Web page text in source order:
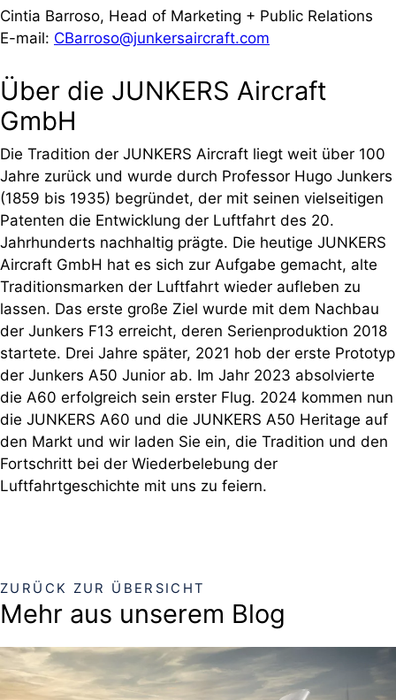
Cintia Barroso, Head of Marketing + Public Relations
E-mail: CBarroso@junkersaircraft.com
Über die JUNKERS Aircraft
GmbH
Die Tradition der JUNKERS Aircraft liegt weit über 100
Jahre zurück und wurde durch Professor Hugo Junkers
(1859 bis 1935) begründet, der mit seinen vielseitigen
Patenten die Entwicklung der Luftfahrt des 20.
Jahrhunderts nachhaltig prägte. Die heutige JUNKERS
Aircraft GmbH hat es sich zur Aufgabe gemacht, alte
Traditionsmarken der Luftfahrt wieder aufleben zu
lassen. Das erste große Ziel wurde mit dem Nachbau
der Junkers F13 erreicht, deren Serienproduktion 2018
startete. Drei Jahre später, 2021 hob der erste Prototyp
der Junkers A50 Junior ab. Im Jahr 2023 absolvierte
die A60 erfolgreich sein erster Flug. 2024 kommen nun
die JUNKERS A60 und die JUNKERS A50 Heritage auf
den Markt und wir laden Sie ein, die Tradition und den
Fortschritt bei der Wiederbelebung der
Luftfahrtgeschichte mit uns zu feiern.
ZURÜCK ZUR ÜBERSICHT
Mehr aus unserem Blog